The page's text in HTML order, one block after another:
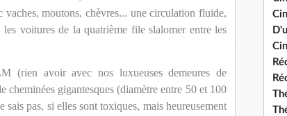
moutons, chèvres... une circulation fluide,
voitures de la quatrième file slalomer entre les
(rien avoir avec nos luxueuses demeures de
cheminées gigantesques (diamètre entre 50 et 100
sais pas, si elles sont toxiques, mais heureusement